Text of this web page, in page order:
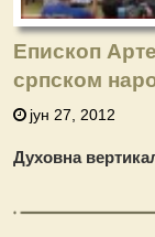
Епископ
српском
јун 27, 2012
Духовна